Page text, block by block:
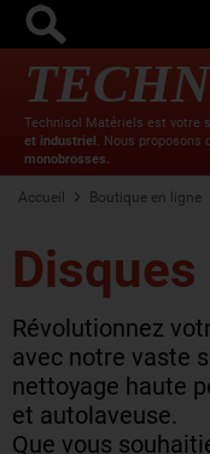
Technisol Matériels est votre
et industriel. Nous proposons
monobrosses.
Accueil Boutique en ligne
Révolutionnez
avec notre vaste
nettoyage haute
et autolaveuse.
Que vous